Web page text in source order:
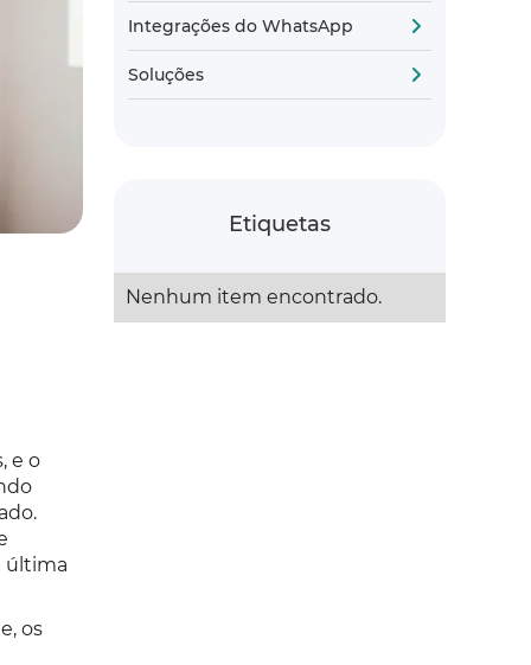
e o
última
os
Integrações do WhatsApp
Soluções
Etiquetas
Nenhum item encontrado.